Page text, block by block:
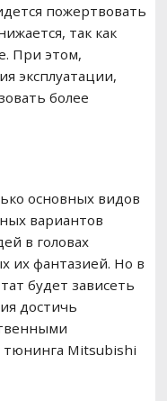
пожертвовать
так как
При этом,
эксплуатации,
более
основных видов
вариантов
в головах
их фантазией. Но в
будет зависеть
достичь
тюнинга Mitsubishi